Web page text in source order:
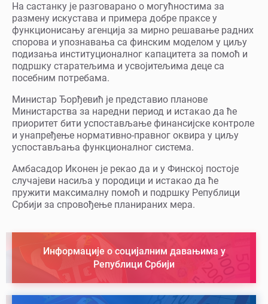
На састанку је разговарано о могућностима за
размену искустава и примера добре праксе у
функционисању агенција за мирно решавање радних
спорова и упознавања са финским моделом у циљу
подизања институционалног капацитета за помоћ и
подршку старатељима и усвојитељима деце са
посебним потребама.
Министар Ђорђевић је представио планове
Министарства за наредни период и истакао да ће
приоритет бити успостављање финансијске контроле
и унапређење нормативно-правног оквира у циљу
успостављања функционалног система.
Амбасадор Иконен је рекао да и у Финској постоје
случајеви насиља у породици и истакао да ће
пружити максималну помоћ и подршку Републици
Србији за спровођење планираних мера.
Информације о социјалним давањима у
Републици Србији